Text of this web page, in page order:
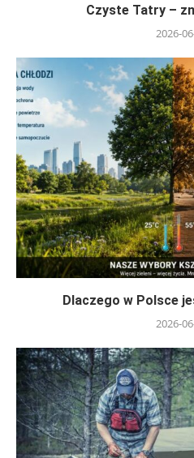
Czyste Tatry –
2026-
Dlaczego w Polsce
2026-